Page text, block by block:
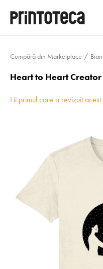
Cumpără din Marketplace
Heart to Heart
Fii primul care a revizuit